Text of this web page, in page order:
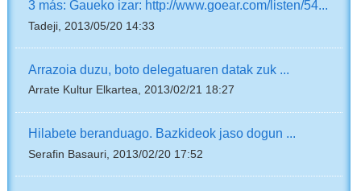
3 más: Gaueko izar: http://www.goear.com/listen/54...
Tadeji, 2013/05/20 14:33
Arrazoia duzu, boto delegatuaren datak zuk ...
Arrate Kultur Elkartea, 2013/02/21 18:27
Hilabete beranduago. Bazkideok jaso dogun ...
Serafin Basauri, 2013/02/20 17:52